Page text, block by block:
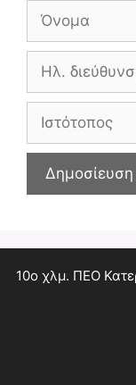
Όνομα
Ηλ.
Ιστότοπος
10ο χλμ. ΠΕΟ